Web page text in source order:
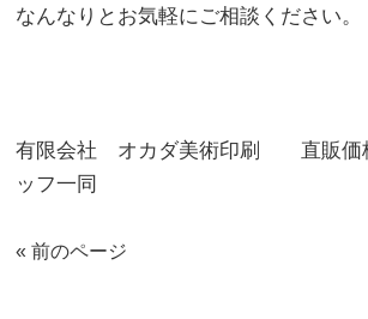
なんなりとお気軽にご相談ください。
有限会社 オカダ美術印刷 直販
ッフ一同
« 前のページ